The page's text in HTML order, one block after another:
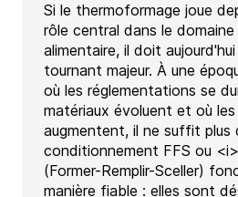
Si le thermoformage joue
rôle central dans le domaine
alimentaire, il doit
tournant majeur. À une
où les réglementations se
matériaux évoluent et où
augmentent, il ne suffit plus
conditionnement FFS ou
(Former-Remplir-Sceller)
manière fiable : elles sont